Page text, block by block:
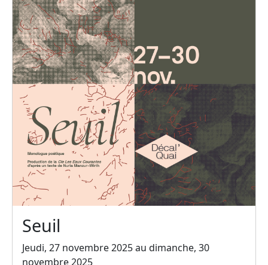
Seuil
Jeudi, 27 novembre 2025 au dimanche, 30
novembre 2025